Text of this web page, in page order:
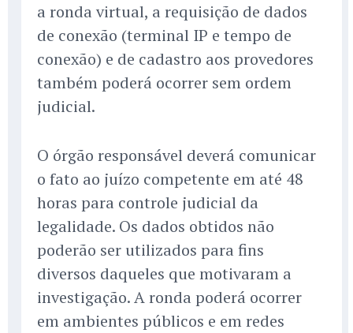
a ronda virtual, a requisição de dados
de conexão (terminal IP e tempo de
conexão) e de cadastro aos provedores
também poderá ocorrer sem ordem
judicial.
O órgão responsável deverá comunicar
o fato ao juízo competente em até 48
horas para controle judicial da
legalidade. Os dados obtidos não
poderão ser utilizados para fins
diversos daqueles que motivaram a
investigação. A ronda poderá ocorrer
em ambientes públicos e em redes